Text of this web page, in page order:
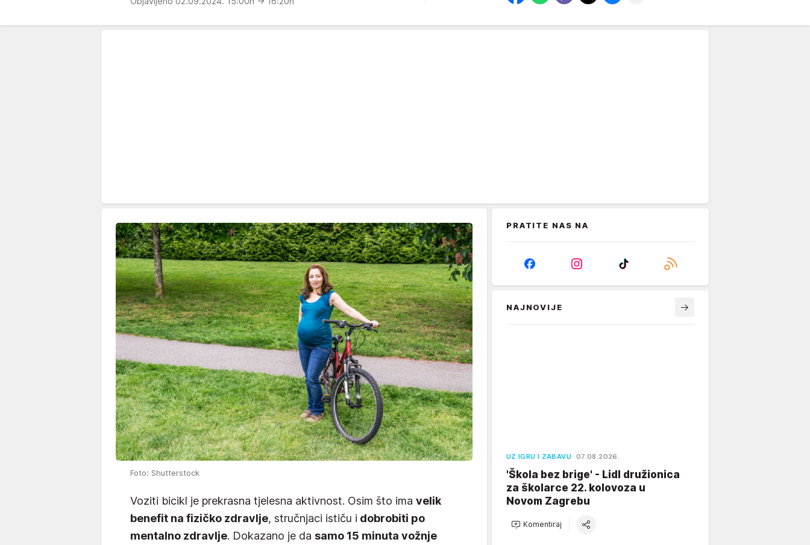
Foto: Shutterstock
Voziti bicikl je prekrasna tjelesna aktivnost. Osim što ima velik
benefit na fizičko zdravlje, stručnjaci ističu i dobrobiti po
mentalno zdravlje. Dokazano je da samo 15 minuta vožnje
PRATITE NAS NA
NAJNOVIJE
UZ IGRU I ZABAVU 07.08.2026.
'Škola bez brige' - Lidl družionica
za školarce 22. kolovoza u
Novom Zagrebu
Komentiraj